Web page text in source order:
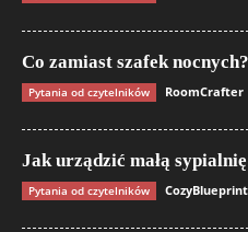
Co zamiast szafek nocnych?
Pytania od czytelników RoomCrafter
Jak urządzić małą
Pytania od czytelników CozyBlueprint